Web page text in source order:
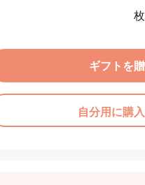
ギフトを
自分用に購